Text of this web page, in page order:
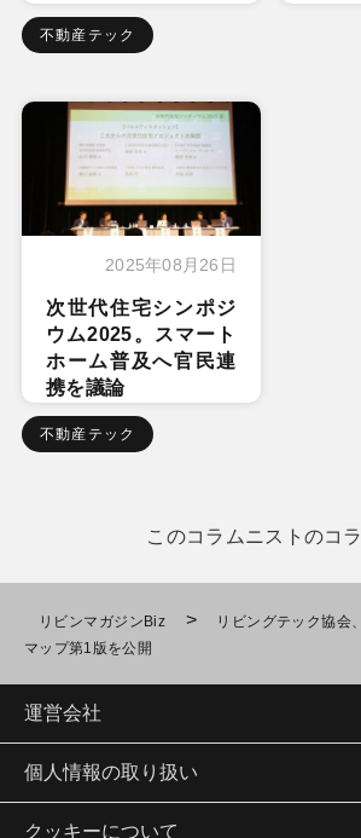
不動産テック
2025年08月26日
次世代住宅シンポジ
ウム2025。スマート
ホーム普及へ官民連
携を議論
不動産テック
このコラムニストのコ
リビンマガジンBiz >
リビングテック協会
マップ第1版を公開
運営会社
個人情報の取り扱い
クッキーについて